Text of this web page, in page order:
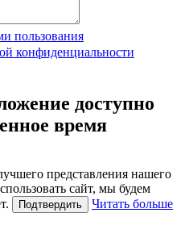
пользования
конфиденциальности
доступно
время
представления нашего
сайт, мы будем
Подтвердить Читать больше